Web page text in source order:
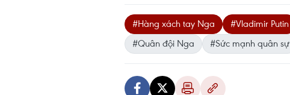
#Hàng xách tay Nga #Vladimir Putin
#Quân đội Nga
#Sức mạnh quân sự